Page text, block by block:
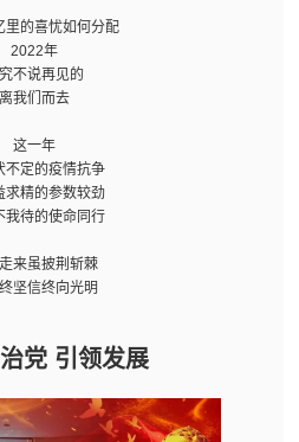
里的喜忧如何分配
2022年
不说再见的
离我们而去
这一年
不定的疫情抗争
求精的参数较劲
我待的使命同行
来虽披荆斩棘
坚信终向光明
党 引领发展